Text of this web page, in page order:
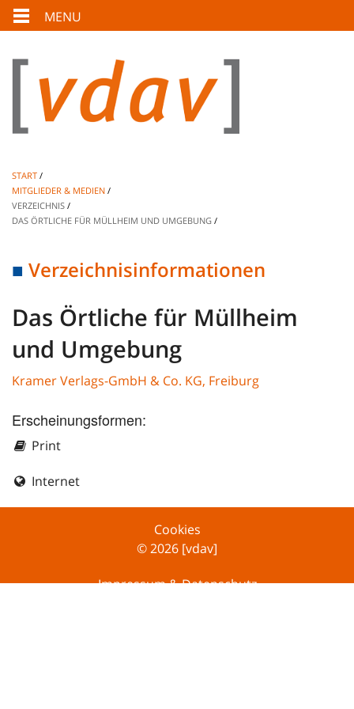
MENU
START
MITGLIEDER & MEDIEN
VERZEICHNIS
DAS ÖRTLICHE FÜR MÜLLHEIM UND UMGEBUNG
Verzeichnisinformationen
Das Örtliche für Müllheim
und Umgebung
Kramer Verlags-GmbH & Co. KG, Freiburg
Erscheinungsformen:
Print
Internet
Cookies
© 2026 [vdav]
Impressum & Datenschutz